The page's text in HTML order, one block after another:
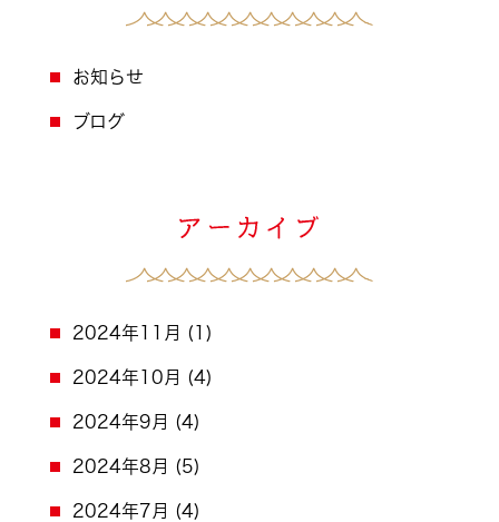
お知らせ
ブログ
2024年11月 (1)
2024年10月 (4)
2024年9月 (4)
2024年8月 (5)
2024年7月 (4)